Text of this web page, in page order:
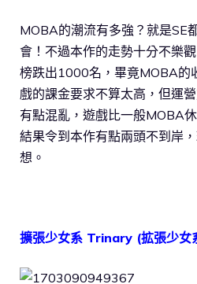
MOBA的潮流有多強？就是SE
會！不過本作的走勢十分不樂
榜跌出1000名，畢竟MOBA的
戲的課金要求不算太高，但運
有點混亂，遊戲比一般MOBA
結果令到本作有點兩頭不到岸
想。
擴張少女系 Trinary (拡張少女